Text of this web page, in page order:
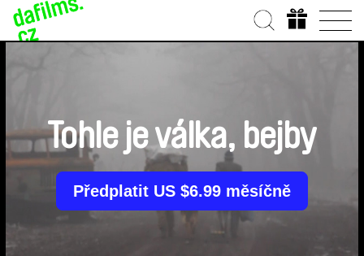
Tohle je válka, bejby
Předplatit US $6.99 měsíčně